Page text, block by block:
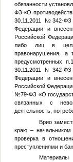
обязанности
ФЗ «О
30.11.2011 №342-ФЗ
Федерации и
Российской
либо лиц в
правонарушения, а
предусмотренных
30.11.2011 N 342-
Федерации и
Российской
№79-ФЗ «О
связанных с
деятельность,
Врио
краю –
проверка в
преступлениями и
Материалы